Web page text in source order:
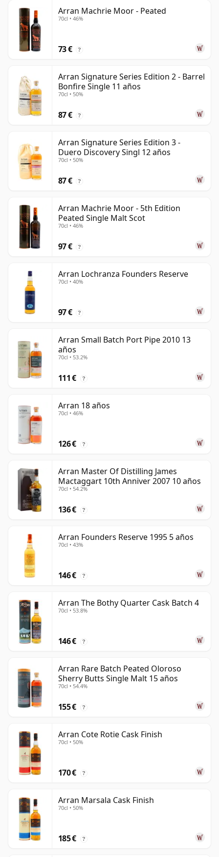
Arran Machrie Moor - Peated
70cl • 46%
73 € ?
Arran Signature Series Edition 2 - Barrel
Bonfire Single 11 años
70cl • 50%
87 € ?
Arran Signature Series Edition 3 -
Duero Discovery Singl 12 años
70cl • 50%
87 € ?
Arran Machrie Moor - 5th Edition
Peated Single Malt Scot
70cl • 46%
97 € ?
Arran Lochranza Founders Reserve
70cl • 40%
97 € ?
Arran Small Batch Port Pipe 2010 13
años
70cl • 53.2%
111 € ?
Arran 18 años
70cl • 46%
126 € ?
Arran Master Of Distilling James
Mactaggart 10th Anniver 2007 10 años
70cl • 54.2%
136 € ?
Arran Founders Reserve 1995 5 años
70cl • 43%
146 € ?
Arran The Bothy Quarter Cask Batch 4
70cl • 53.8%
146 € ?
Arran Rare Batch Peated Oloroso
Sherry Butts Single Malt 15 años
70cl • 54.4%
155 € ?
Arran Cote Rotie Cask Finish
70cl • 50%
170 € ?
Arran Marsala Cask Finish
70cl • 50%
185 € ?